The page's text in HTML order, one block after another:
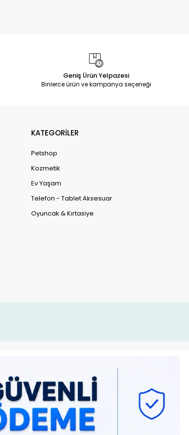
Geniş Ürün Yelpazesi
Binlerce ürün ve kampanya seçeneği
KATEGORİLER
Petshop
Kozmetik
Ev Yaşam
Telefon - Tablet Aksesuar
Oyuncak & Kırtasiye